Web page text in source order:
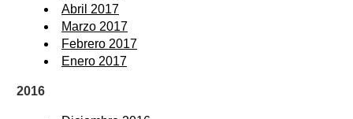
Abril 2017
Marzo 2017
Febrero 2017
Enero 2017
2016